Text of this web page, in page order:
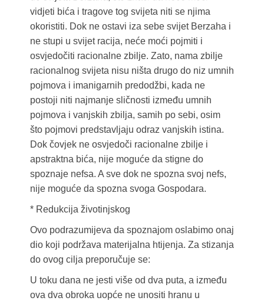
vidjeti bića i tragove tog svijeta niti se njima
okoristiti. Dok ne ostavi iza sebe svijet Berzaha i
ne stupi u svijet racija, neće moći pojmiti i
osvjedočiti racionalne zbilje. Zato, nama zbilje
racionalnog svijeta nisu ništa drugo do niz umnih
pojmova i imanigarnih predodžbi, kada ne
postoji niti najmanje sličnosti između umnih
pojmova i vanjskih zbilja, samih po sebi, osim
što pojmovi predstavljaju odraz vanjskih istina.
Dok čovjek ne osvjedoči racionalne zbilje i
apstraktna bića, nije moguće da stigne do
spoznaje nefsa. A sve dok ne spozna svoj nefs,
nije moguće da spozna svoga Gospodara.
* Redukcija životinjskog
Ovo podrazumijeva da spoznajom oslabimo onaj
dio koji podržava materijalna htijenja. Za stizanja
do ovog cilja preporučuje se:
U toku dana ne jesti više od dva puta, a između
ova dva obroka uopće ne unositi hranu u